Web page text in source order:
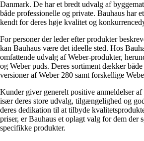
Danmark. De har et bredt udvalg af
både professionelle og private. Bauhaus har
kendt for deres høje kvalitet og
For personer der leder efter produkter
kan Bauhaus være det ideelle sted. Hos
omfattende udvalg af Weber-produkter,
og Weber puds. Deres sortiment dækker
versioner af Weber 280 samt forskellige
Kunder giver generelt positive anmeldelser
især deres store udvalg, tilgængelighed og
deres dedikation til at tilbyde
priser, er Bauhaus et oplagt valg for dem der
specifikke produkter.